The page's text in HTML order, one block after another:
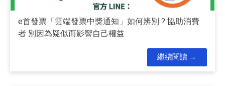
e首發票「雲端發票中獎通知」如何辨別 ? 協助消費
者 別因為疑似而影響自己權益
繼續閱讀